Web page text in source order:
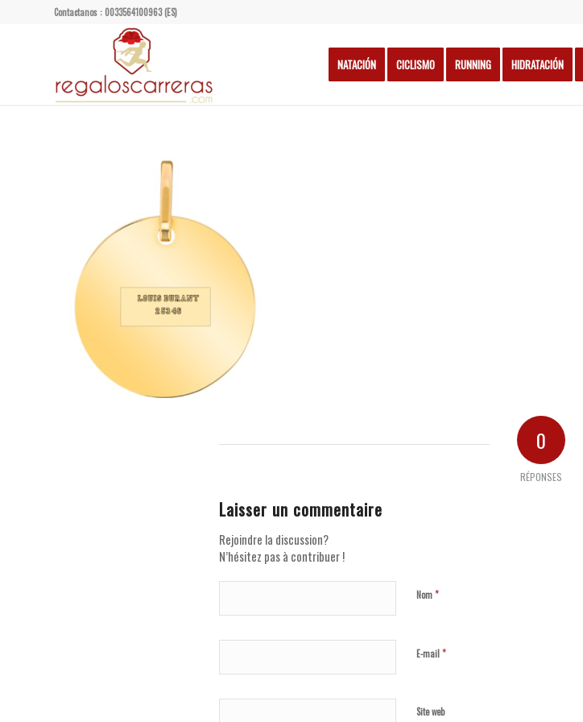
Contactanos : 0033564100963 (ES)
NATACIÓN CICLISMO RUNNING HIDRATACIÓN
0
RÉPONSES
Laisser un commentaire
Rejoindre la discussion?
N’hésitez pas à contribuer !
Nom*
E-mail*
Site web